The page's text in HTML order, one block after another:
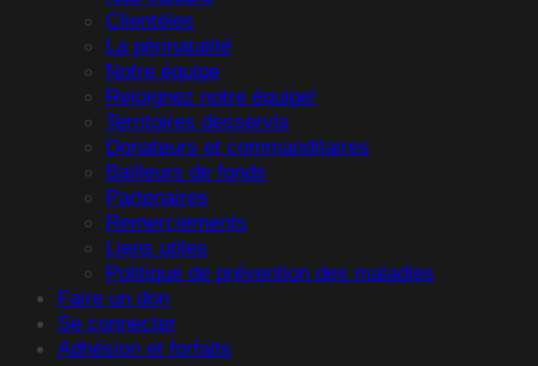
Clientèles
La périnatalité
Notre équipe
Rejoignez notre équipe!
Territoires desservis
Donateurs et commanditaires
Bailleurs de fonds
Partenaires
Remerciements
Liens utiles
Politique de prévention des maladies
Faire un don
Se connecter
Adhésion et forfaits